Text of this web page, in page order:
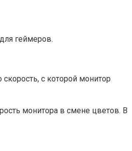
геймеров.
с которой монитор
монитора в смене цветов. В